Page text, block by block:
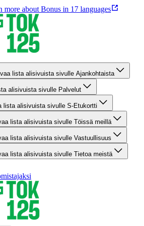
more about Bonus in 17 languages
lista alisivuista sivulle Ajankohtaista
alisivuista sivulle Palvelut
lista alisivuista sivulle S-Etukortti
lista alisivuista sivulle Töissä meillä
lista alisivuista sivulle Vastuullisuus
lista alisivuista sivulle Tietoa meistä